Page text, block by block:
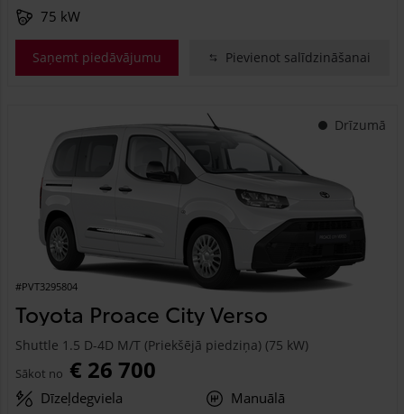
75 kW
Saņemt piedāvājumu Pievienot salīdzināšanai
Drīzumā
#PVT3295804
Toyota Proace City Verso
Shuttle 1.5 D-4D M/T (Priekšējā piedziņa) (75 kW)
Sākot no € 26 700
Dīzeļdegviela
Manuālā